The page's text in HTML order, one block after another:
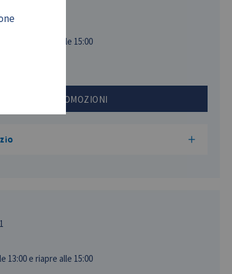
13:00 e riapre alle 15:00
INFO E PROMOZIONI
13:00 e riapre alle 15:00